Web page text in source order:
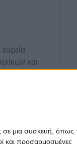
σε μια συσκευή, όπως
και προσαρμοσμένες
και
από
του